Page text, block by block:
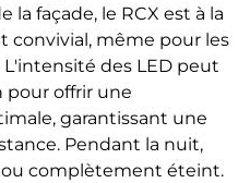
la façade, le RCX est à la
convivial, même pour les
des LED peut
pour offrir une
garantissant une
Pendant la nuit,
ou complètement éteint.